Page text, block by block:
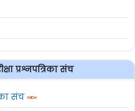
प्रश्नपत्रिका संच
संच